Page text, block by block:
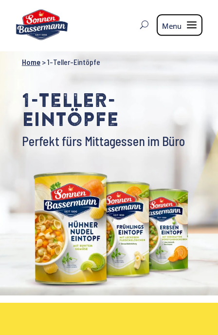
Home>1-Teller-Eintöpfe
1-Teller-
Eintöpfe
Perfekt fürs Mittagessen im Büro